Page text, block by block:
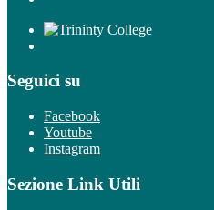
Seguici su
Facebook
Youtube
Instagram
Sezione Link Utili